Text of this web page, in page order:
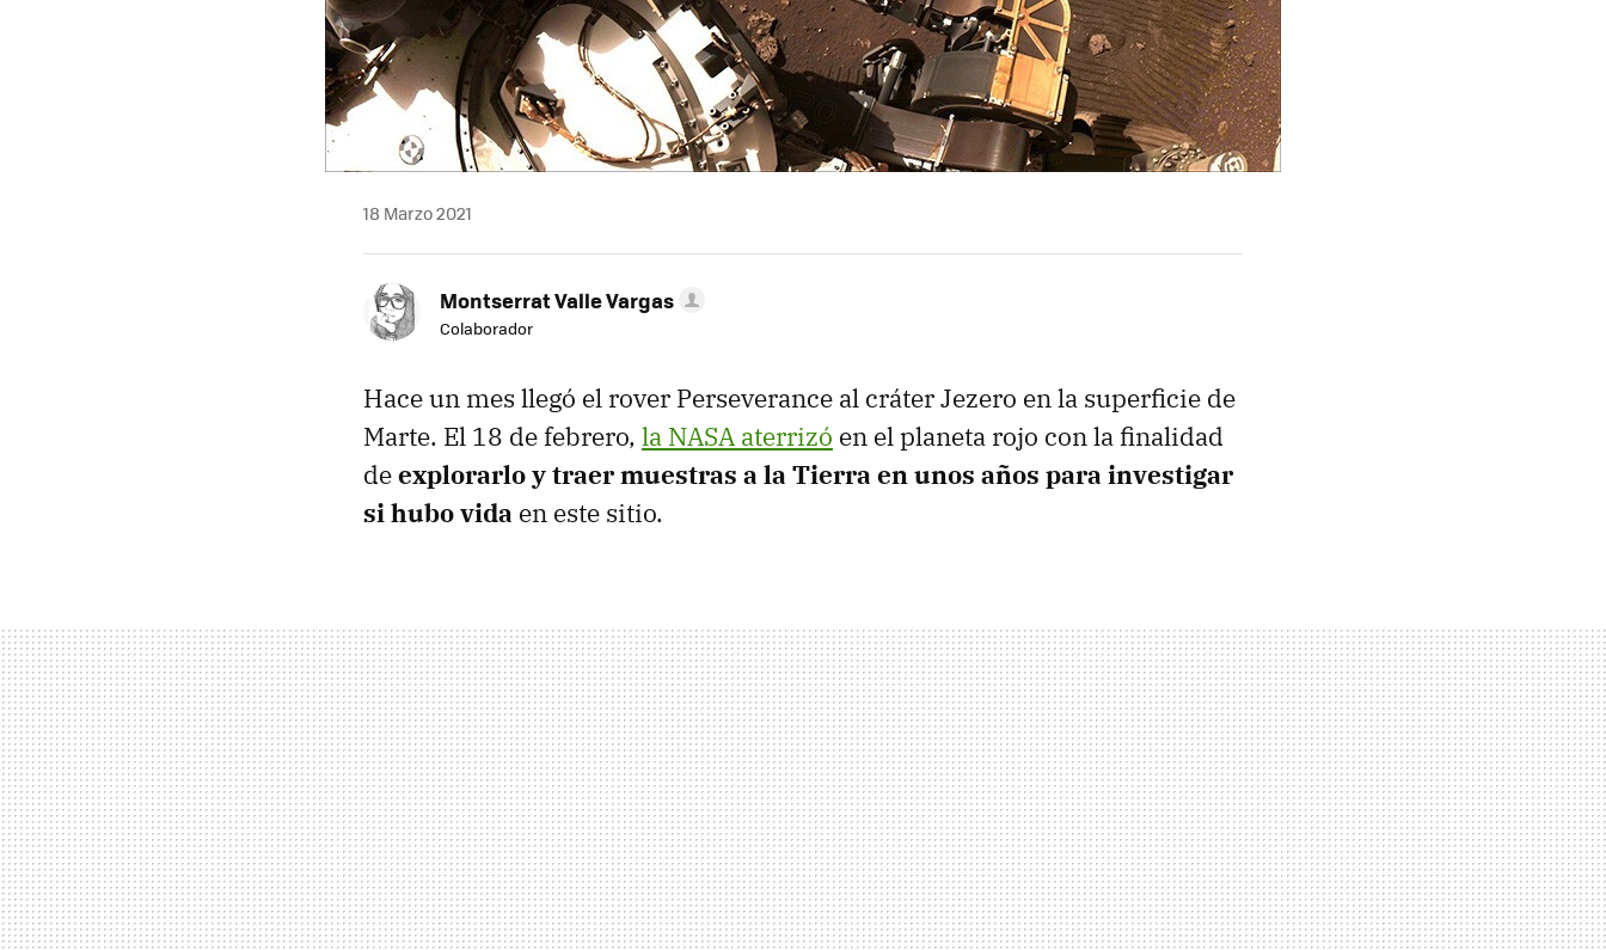
18 Marzo 2021
Montserrat Valle Vargas
Colaborador
Hace un mes llegó el rover Perseverance al cráter Jezero en la superficie de
Marte. El 18 de febrero, la NASA aterrizó en el planeta rojo con la finalidad
deexplorarlo y traer muestras a la Tierra en unos años para investigar
si hubo vida en este sitio.